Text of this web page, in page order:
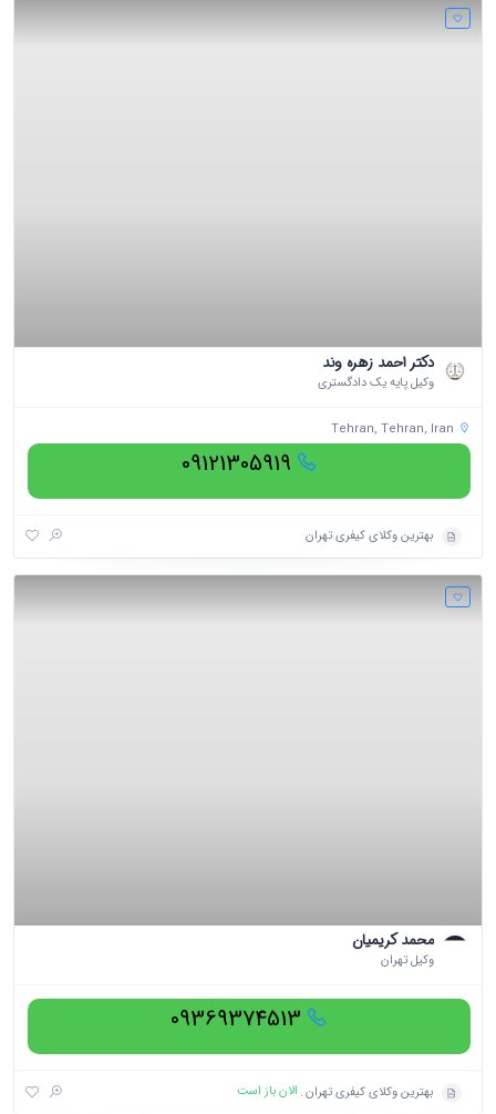
دکتر احمد زهره وند
وکیل پایه یک دادگستری
Tehran, Tehran, Iran
09121305919
بهترین وکلای کیفری تهران
محمد کریمیان
وکیل تهران
09369374513
بهترین وکلای کیفری تهران الان باز است